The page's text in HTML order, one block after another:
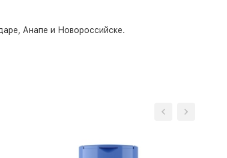
Анапе и Новороссийске.